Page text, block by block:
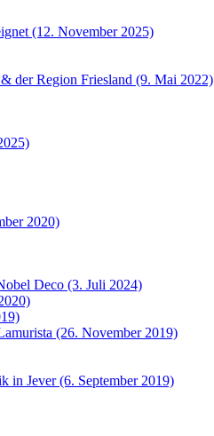
(12. November 2025)
der Region Friesland (9. Mai 2022)
2020)
Deco (3. Juli 2024)
(26. November 2019)
in Jever (6. September 2019)